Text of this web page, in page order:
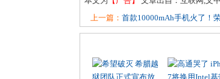
上一篇： 首款10000mAh手机火了！